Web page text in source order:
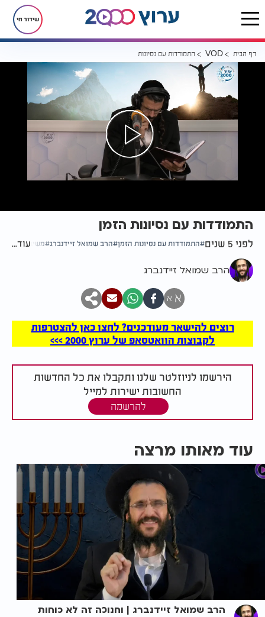
שידור חי
דף הבית VOD התמודדות עם נסיונות הזמן
התמודדות עם נסיונות הזמן
לפני 5 שנים התמודדות עם נסיונות הזמן הרב שמואל זיידנברג משיבת נפש
עוד...
הרב שמואל זיידנברג
א א
רוצים להישאר מעודכנים? לחצו כאן להצטרפות
לקבוצות הוואטסאפ של ערוץ 2000 >>>
הירשמו לניוזלטר שלנו ותקבלו את כל החדשות
החשובות ישירות למייל
להרשמה
עוד מאותו מרצה
הרב שמואל זיידנברג | וחנוכה זה לא כוחות